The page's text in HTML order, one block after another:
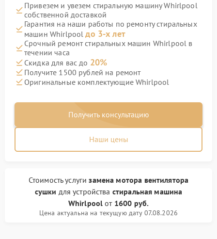
Привезем и увезем стиральную машину Whirlpool
собственной доставкой
Гарантия на наши работы по ремонту стиральных
машин Whirlpoolдо 3-х лет
Срочный ремонт стиральных машин Whirlpool в
течении часа
Скидка для вас до 20%
Получите 1500 рублей на ремонт
Оригинальные комплектующие Whirlpool
Получить консультацию
Наши цены
Стоимость услугизамена мотора вентилятора
сушки для устройства стиральная машина
Whirlpool от 1600 руб.
Цена актуальна на текущую дату 07.08.2026